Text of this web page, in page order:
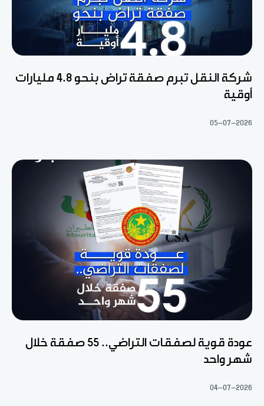
شركة النقل تبرم صفقة تراض بنحو 4.8 مليارات
أوقية
05-07-2026
عودة قوية لصفقات التراضي.. 55 صفقة خلال
شهر واحد
04-07-2026